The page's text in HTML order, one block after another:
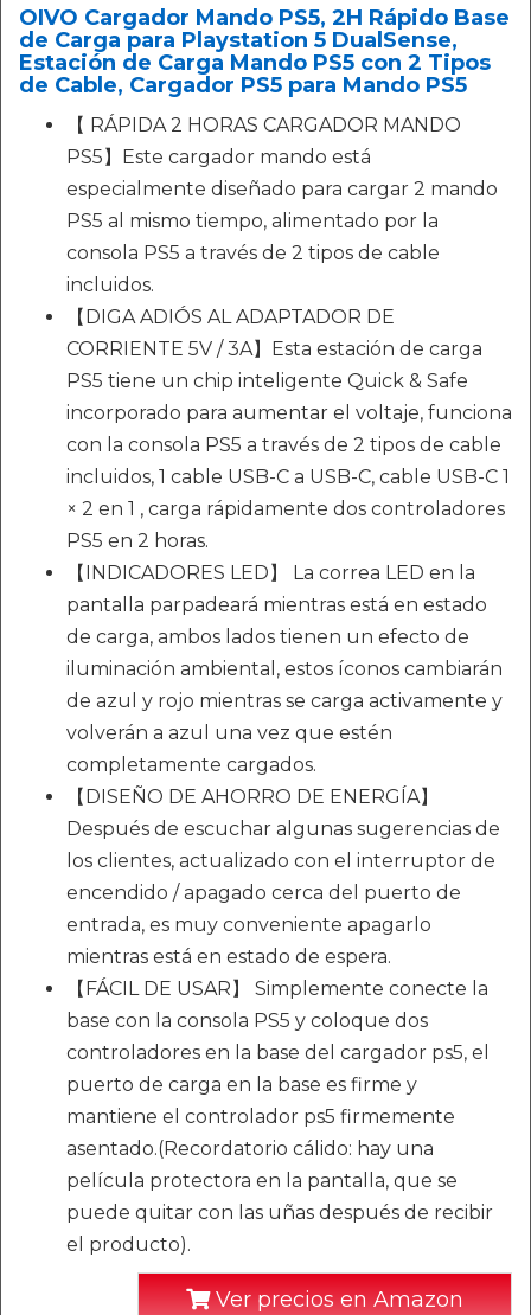
OIVO Cargador Mando PS5, 2H Rápido Base
de Carga para Playstation 5 DualSense,
Estación de Carga Mando PS5 con 2 Tipos
de Cable, Cargador PS5 para Mando PS5
【 RÁPIDA 2 HORAS CARGADOR MANDO
PS5】Este cargador mando está
especialmente diseñado para cargar 2 mando
PS5 al mismo tiempo, alimentado por la
consola PS5 a través de 2 tipos de cable
incluidos.
【DIGA ADIÓS AL ADAPTADOR DE
CORRIENTE 5V / 3A】Esta estación de carga
PS5 tiene un chip inteligente Quick & Safe
incorporado para aumentar el voltaje, funciona
con la consola PS5 a través de 2 tipos de cable
incluidos, 1 cable USB-C a USB-C, cable USB-C 1
× 2 en 1 , carga rápidamente dos controladores
PS5 en 2 horas.
【INDICADORES LED】 La correa LED en la
pantalla parpadeará mientras está en estado
de carga, ambos lados tienen un efecto de
iluminación ambiental, estos íconos cambiarán
de azul y rojo mientras se carga activamente y
volverán a azul una vez que estén
completamente cargados.
【DISEÑO DE AHORRO DE ENERGÍA】
Después de escuchar algunas sugerencias de
los clientes, actualizado con el interruptor de
encendido / apagado cerca del puerto de
entrada, es muy conveniente apagarlo
mientras está en estado de espera.
【FÁCIL DE USAR】 Simplemente conecte la
base con la consola PS5 y coloque dos
controladores en la base del cargador ps5, el
puerto de carga en la base es firme y
mantiene el controlador ps5 firmemente
asentado.(Recordatorio cálido: hay una
película protectora en la pantalla, que se
puede quitar con las uñas después de recibir
el producto).
Ver precios en Amazon